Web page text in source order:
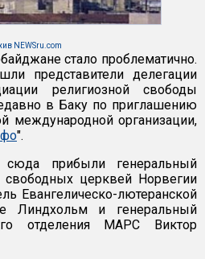
NEWSru.com
стало проблематично.
представители делегации
религиозной свободы
в Баку по приглашению
международной организации,
".
сюда прибыли генеральный
свободных церквей Норвегии
Евангелическо-лютеранской
Линдхольм и генеральный
отделения МАРС Виктор